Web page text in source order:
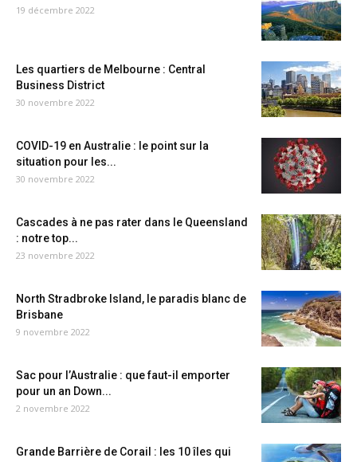
19 décembre 2022
Les quartiers de Melbourne : Central
Business District
30 novembre 2022
COVID-19 en Australie : le point sur la
situation pour les...
30 novembre 2022
Cascades à ne pas rater dans le Queensland
: notre top...
23 novembre 2022
North Stradbroke Island, le paradis blanc de
Brisbane
9 novembre 2022
Sac pour l’Australie : que faut-il emporter
pour un an Down...
2 novembre 2022
Grande Barrière de Corail : les 10 îles qui